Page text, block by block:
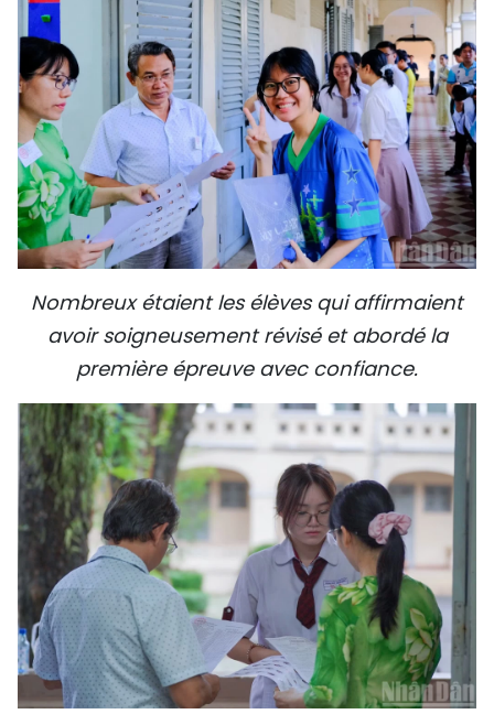
Nombreux étaient les élèves qui affirmaient
avoir soigneusement révisé et abordé la
première épreuve avec confiance.